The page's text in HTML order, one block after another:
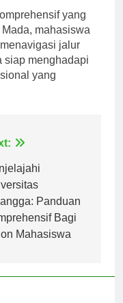
yang
mahasiswa
jalur
menghadapi
yang
Panduan
Bagi